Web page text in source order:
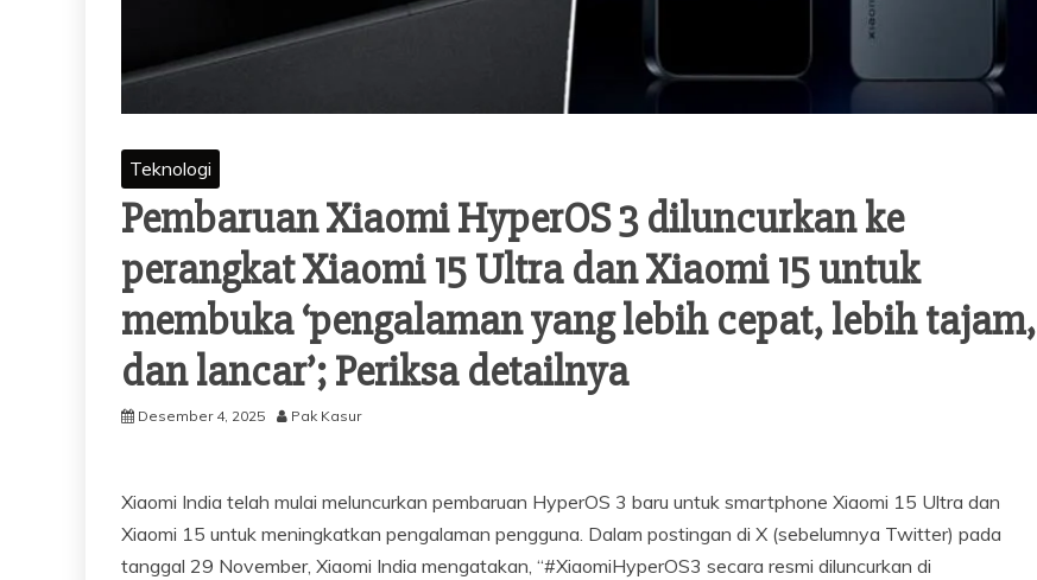
Teknologi
Pembaruan Xiaomi HyperOS 3 diluncurkan ke
perangkat Xiaomi 15 Ultra dan Xiaomi 15 untuk
membuka ‘pengalaman yang lebih cepat, lebih tajam,
dan lancar’; Periksa detailnya
Desember 4, 2025 Pak Kasur
Xiaomi India telah mulai meluncurkan pembaruan HyperOS 3 baru untuk smartphone Xiaomi 15 Ultra dan
Xiaomi 15 untuk meningkatkan pengalaman pengguna. Dalam postingan di X (sebelumnya Twitter) pada
tanggal 29 November, Xiaomi India mengatakan, “#XiaomiHyperOS3 secara resmi diluncurkan di